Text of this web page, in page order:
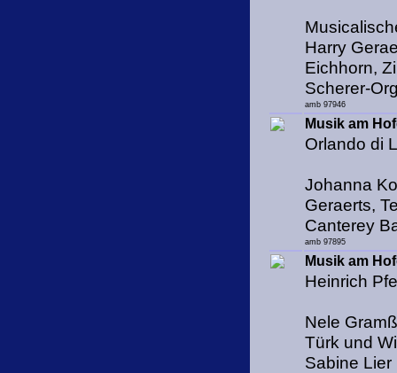
Harry
Eichhorn,
Scherer-
amb 97946
Musik am
Orlando di
Johanna
Geraerts,
Canterey
amb 97895
Musik am
Heinrich
Nele
Türk und
Sabine Lier